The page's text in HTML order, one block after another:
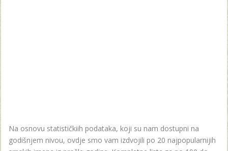
Na osnovu statističkiih podataka, koji su nam dostupni na
godišnjem nivou, ovdje smo vam izdvojili po 20 najpopularnijih